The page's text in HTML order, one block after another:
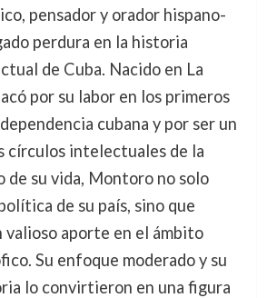
pensador y orador hispano-
perdura en la historia
de Cuba. Nacido en La
por su labor en los primeros
cubana y por ser un
círculos intelectuales de la
de su vida, Montoro no solo
de su país, sino que
valioso aporte en el ámbito
Su enfoque moderado y su
lo convirtieron en una figura